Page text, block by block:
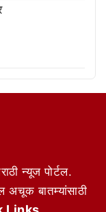
न्यूज पोर्टल.
अचूक बातम्यांसाठी